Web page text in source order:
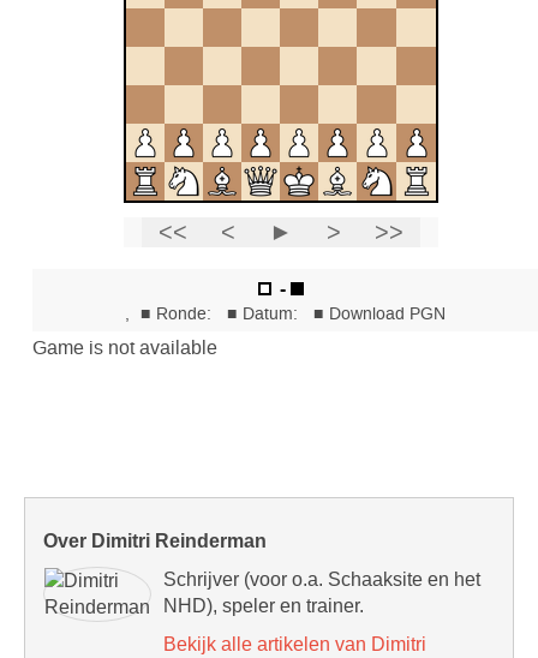
Over Dimitri Reinderman
Schrijver (voor o.a. Schaaksite en het
NHD), speler en trainer.
Bekijk alle artikelen van Dimitri